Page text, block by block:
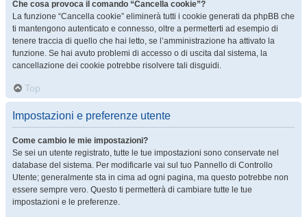
Che cosa provoca il comando “Cancella cookie”?
La funzione “Cancella cookie” eliminerà tutti i cookie generati da phpBB che
ti mantengono autenticato e connesso, oltre a permetterti ad esempio di
tenere traccia di quello che hai letto, se l’amministrazione ha attivato la
funzione. Se hai avuto problemi di accesso o di uscita dal sistema, la
cancellazione dei cookie potrebbe risolvere tali disguidi.
Top
Impostazioni e preferenze utente
Come cambio le mie impostazioni?
Se sei un utente registrato, tutte le tue impostazioni sono conservate nel
database del sistema. Per modificarle vai sul tuo Pannello di Controllo
Utente; generalmente sta in cima ad ogni pagina, ma questo potrebbe non
essere sempre vero. Questo ti permetterà di cambiare tutte le tue
impostazioni e le preferenze.